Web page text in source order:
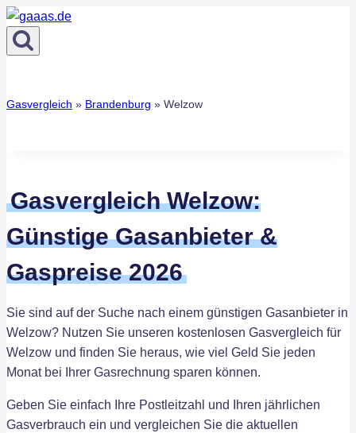
Zum
Inhalt
springen
Gasvergleich » Brandenburg » Welzow
Gasvergleich Welzow:
Günstige Gasanbieter &
Gaspreise 2026
Sie sind auf der Suche nach einem günstigen Gasanbieter in
Welzow? Nutzen Sie unseren kostenlosen Gasvergleich für
Welzow und finden Sie heraus, wie viel Geld Sie jeden
Monat bei Ihrer Gasrechnung sparen können.
Geben Sie einfach Ihre Postleitzahl und Ihren jährlichen
Gasverbrauch ein und vergleichen Sie die aktuellen